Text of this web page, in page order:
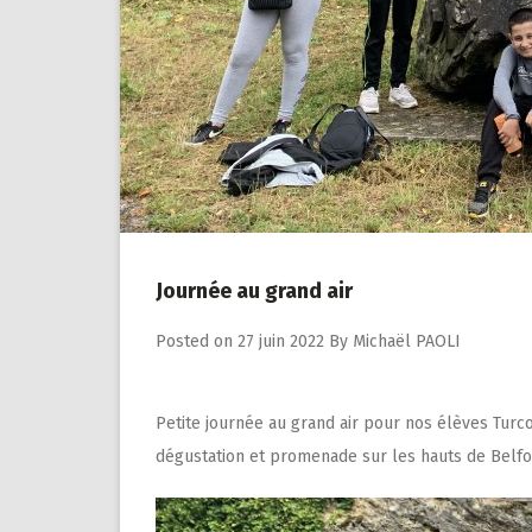
Journée au grand air
Posted on 27 juin 2022 By Michaël PAOLI
Petite journée au grand air pour nos élèves
dégustation et promenade sur les hauts de